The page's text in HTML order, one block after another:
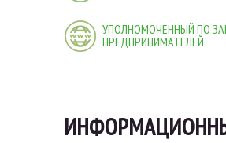
УПОЛНОМОЧЕННЫЙ ПО
ПРЕДПРИНИМАТЕЛЕЙ